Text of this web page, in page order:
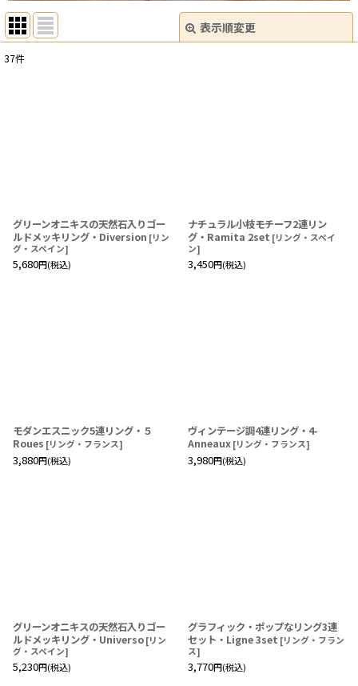
表示順変更
絞り込む
37件
グリーンオニキスの天然石入りゴー
ルドメッキリング・Diversion [リン
グ・スペイン]
5,680円(税込)
ナチュラル小枝モチーフ2連リン
グ・Ramita 2set [リング・スペイ
ン]
3,450円(税込)
モダンエスニック5連リング・５
Roues [リング・フランス]
3,880円(税込)
ヴィンテージ調4連リング・4-
Anneaux [リング・フランス]
3,980円(税込)
グリーンオニキスの天然石入りゴー
ルドメッキリング・Universo [リン
グ・スペイン]
5,230円(税込)
グラフィック・ポップなリング3連
セット・Ligne 3set [リング・フラン
ス]
3,770円(税込)